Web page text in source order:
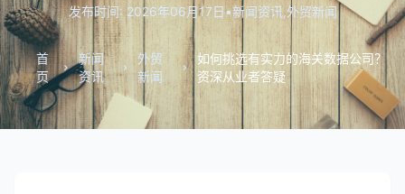
发布时间: 2026年06月17日•新闻资讯,外贸新闻
首
页
新闻
资讯
外贸
新闻
如何挑选有实力的海关数据公司？
资深从业者答疑